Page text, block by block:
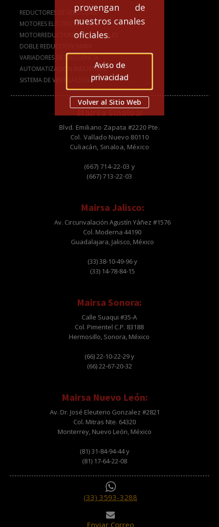
provengan de
nuestros canales
oficiales.
Aviso de
privacidad
Volver al Sitio Web
REDUCTORES DE VELOCIDAD
MOTORES ELÉCTRICOS - WEG
MOTORREDUCTORES INDUSTRIALES
DOBLE REDUCCIÓN NMRV
VARIADORES DE FRECUENCIA
AUTOMATIZACION INDUSTRIAL
SISTEMA DE VENTILACION
Mairsa Sinaloa:
Blvd. Emiliano Zapata #2220 Pte.
Col. Vallado Nuevo 80110
Culiacán, Sinaloa, México
(667) 714-22-03 y
(667) 713-22-03
Mairsa Jalisco:
Av. Circunvalación Agustín Yáñez #1576
Col. Moderna 44190
Guadalajara, Jalisco, México
(33) 38-10-49-96 y
(33) 14-78-84-15
Mairsa Sonora:
Calle Suaqui #35-A
Col. Pimentel C.P. 83188
Hermosillo, Sonora, México
(66) 22-10-22-29 y
(66) 22-67-20-32
Mairsa Nuevo León:
Av. Dr. José Eleuterio Gonzalez #2821
Col. Mitras Nte. 64320
Monterrey, Nuevo León, México
(81) 31-84-94-44 y
(81) 17-64-22-08
(33) 3593-3288
Enviar Correo